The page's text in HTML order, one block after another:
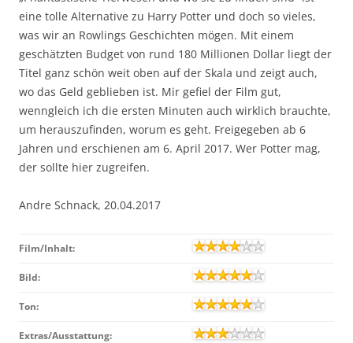
eine tolle Alternative zu Harry Potter und doch so vieles,
was wir an Rowlings Geschichten mögen. Mit einem
geschätzten Budget von rund 180 Millionen Dollar liegt der
Titel ganz schön weit oben auf der Skala und zeigt auch,
wo das Geld geblieben ist. Mir gefiel der Film gut,
wenngleich ich die ersten Minuten auch wirklich brauchte,
um herauszufinden, worum es geht. Freigegeben ab 6
Jahren und erschienen am 6. April 2017. Wer Potter mag,
der sollte hier zugreifen.
Andre Schnack, 20.04.2017
Film/Inhalt:
Bild:
Ton:
Extras/Ausstattung: